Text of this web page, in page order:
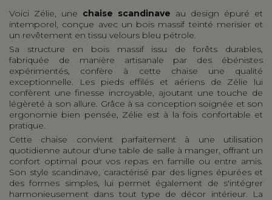
Voici Zélie, une chaise scandinave au design épuré et
intemporel, conçue avec un bois massif teinté merisier et
un revêtement en tissu velours bleu pétrole.
Sa structure en bois massif issu de forêts durables,
fabriquée de manière artisanale par des ébénistes
expérimentés, confère à cette chaise une qualité
exceptionnelle. Les pieds effilés et aériens de Zélie lui
confèrent une finesse incroyable, ajoutant une touche de
légèreté à son allure. Grâce à sa conception soignée et son
ergonomie bien pensée, Zélie est à la fois confortable et
pratique.
Cette chaise convient parfaitement à une utilisation
quotidienne autour d'une table de salle à manger, offrant un
confort optimal pour vos repas en famille ou entre amis.
Son style scandinave, caractérisé par des lignes épurées et
des formes simples, lui permet également de s'intégrer
harmonieusement dans tout type de décor intérieur. La